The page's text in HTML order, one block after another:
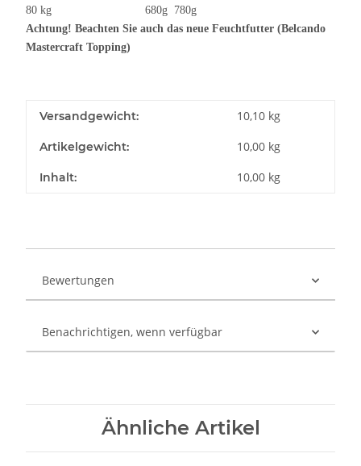
80 kg 680g 780g
Achtung! Beachten Sie auch das neue Feuchtfutter (Belcando
Mastercraft Topping)
Versandgewicht: 10,10 kg
Artikelgewicht: 10,00 kg
Inhalt: 10,00 kg
Bewertungen
Benachrichtigen, wenn verfügbar
Ähnliche Artikel